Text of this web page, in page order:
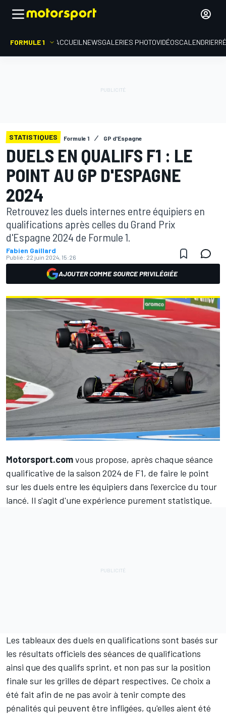
FORMULE 1 ACCUEIL NEWSGALERIES PHOTOVIDÉOSCALENDRIER
STATISTIQUES Formule 1 GP d'Espagne
DUELS EN QUALIFS F1 : LE
POINT AU GP D'ESPAGNE
2024
Retrouvez les duels internes entre équipiers en
qualifications après celles du Grand Prix
d'Espagne 2024 de Formule 1.
Fabien Gaillard
Publié: 22 juin 2024, 15:26
AJOUTER COMME SOURCE PRIVILÉGIÉE
Motorsport.comvous propose, après chaque séance
qualificative de la saison 2024 de F1, de faire le point
sur les duels entre les équipiers dans l'exercice du tour
lancé. Il s'agit d'une expérience purement statistique.
Les tableaux des duels en qualifications sont basés sur
les résultats officiels des séances de qualifications
ainsi que des qualifs sprint, et non pas sur la position
finale sur les grilles de départ respectives. Ce choix a
été fait afin de ne pas avoir à tenir compte des
pénalités qui peuvent être infligées, qu'elles aient été